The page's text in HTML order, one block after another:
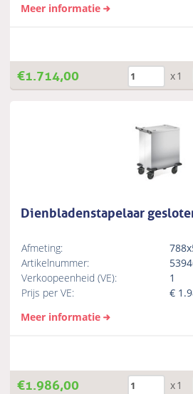
Meer informatie
€1.714,00 x1
Dienbladenstapelaar
Afmeting:
Artikelnummer:
Verkoopeenheid (VE):
1
Prijs per VE:
€
Meer informatie
€1.986,00 x1